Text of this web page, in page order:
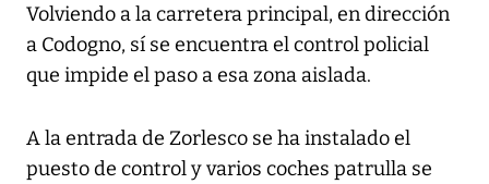
Volviendo a la carretera principal, en dirección
a Codogno, sí se encuentra el control policial
que impide el paso a esa zona aislada.
A la entrada de Zorlesco se ha instalado el
puesto de control y varios coches patrulla se